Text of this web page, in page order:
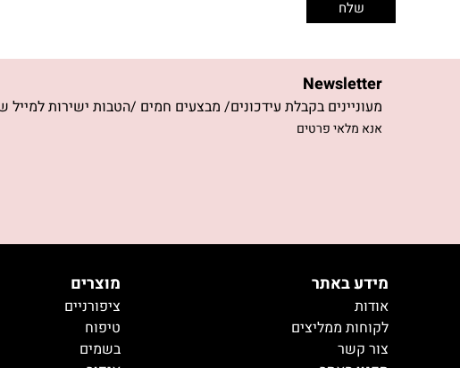
Newsletter
מעוניינים בקבלת עידכונים/ מבצעים חמים /הטבות ישירות למייל
אנא מלאי פרטים
מידע באתר
אודות
לקוחות ממליצים
צור קשר
מוצרים
ציפורניים
טיפוח
בשמים